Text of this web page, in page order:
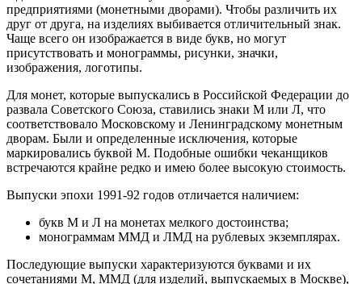
предприятиями (монетными дворами). Чтобы различить их
друг от друга, на изделиях выбивается отличительный знак.
Чаще всего он изображается в виде букв, но могут
присутствовать и монограммы, рисунки, значки,
изображения, логотипы.
Для монет, которые выпускались в Российской Федерации до
развала Советского Союза, ставились знаки М или Л, что
соответствовало Московскому и Ленинградскому монетным
дворам. Были и определенные исключения, которые
маркировались буквой М. Подобные ошибки чеканщиков
встречаются крайне редко и имею более высокую стоимость.
Выпуски эпохи 1991-92 годов отличается наличием:
букв М и Л на монетах мелкого достоинства;
монограммам ММД и ЛМД на рублевых экземплярах.
Последующие выпуски характеризуются буквами и их
сочетаниями М, ММД (для изделий, выпускаемых в Москве),